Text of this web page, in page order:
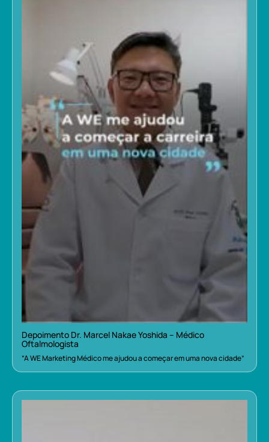
Depoimento Dr. Marcel Nakae Yoshida – Médico
Oftalmologista
“A WE Marketing Médico me ajudou a começar em uma nova cidade”